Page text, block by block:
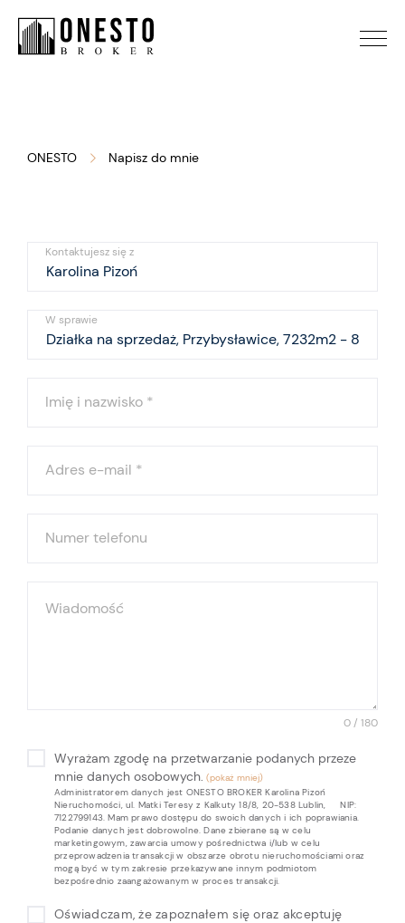
ONESTO Napisz do mnie
Kontaktujesz się z
W sprawie
Imię i nazwisko *
Adres e-mail *
Numer telefonu
Wiadomość
0 / 180
Wyrażam zgodę na przetwarzanie podanych przeze
mnie danych osobowych.
Administratorem danych jest ONESTO BROKER Karolina Pizoń
Nieruchomości, ul. Matki Teresy z Kalkuty 18/8, 20-538 Lublin, NIP:
7122799143. Mam prawo dostępu do swoich danych i ich poprawiania.
Podanie danych jest dobrowolne. Dane zbierane są w celu
marketingowym, zawarcia umowy pośrednictwa i/lub w celu
przeprowadzenia transakcji w obszarze obrotu nieruchomościami oraz
mogą być w tym zakresie przekazywane innym podmiotom
bezpośrednio zaangażowanym w proces transakcji.
Oświadczam, że zapoznałem się oraz akceptuję